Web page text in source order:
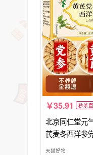
35.91 秒杀
北京同仁堂元
芪麦冬西洋参
天猫好物